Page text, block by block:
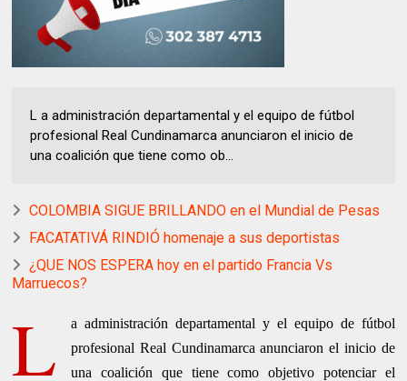
L a administración departamental y el equipo de fútbol
profesional Real Cundinamarca anunciaron el inicio de
una coalición que tiene como ob...
COLOMBIA SIGUE BRILLANDO en el Mundial de Pesas
FACATATIVÁ RINDIÓ homenaje a sus deportistas
¿QUE NOS ESPERA hoy en el partido Francia Vs
Marruecos?
L
a administración departamental y el equipo de fútbol
profesional Real Cundinamarca anunciaron el inicio de
una coalición que tiene como objetivo potenciar el